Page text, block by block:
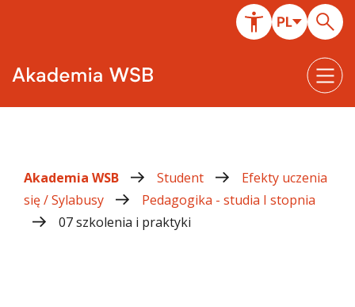
Akademia WSB Student
Efekty uczenia
się / Sylabusy
Pedagogika - studia I stopnia
07 szkolenia i praktyki